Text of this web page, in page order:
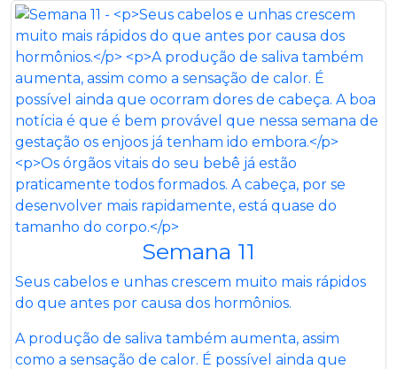
Semana 11
Seus cabelos e unhas crescem muito mais rápidos
do que antes por causa dos hormônios.
A produção de saliva também aumenta, assim
como a sensação de calor. É possível ainda que